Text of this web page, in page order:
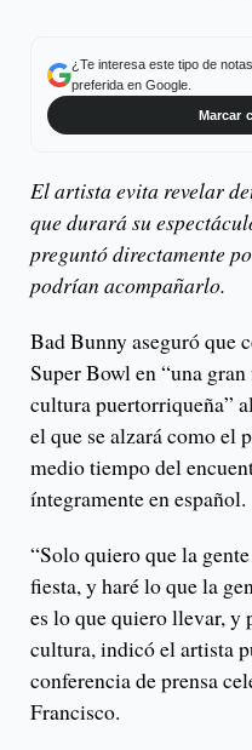
¿Te interesa este tipo de
preferida en Google.
Marcar
El artista evita revelar
que durará su
preguntó directamente
podrían acompañarlo.
Bad Bunny aseguró que
Super Bowl en “una
cultura puertorriqueña”
el que se alzará como el
medio tiempo del
íntegramente en español.
“Solo quiero que la
fiesta, y haré lo que la
es lo que quiero llevar, y
cultura, indicó el artista
conferencia de prensa
Francisco.